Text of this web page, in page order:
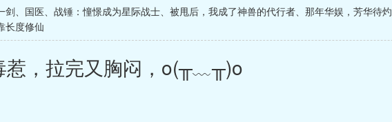
剑、 国医、 战锤：憧憬成为星际战士、 被甩后，我成了神兽的代行者、 那年华娱，芳华待灼
长度修仙
，拉完又胸闷，o(╥﹏╥)o